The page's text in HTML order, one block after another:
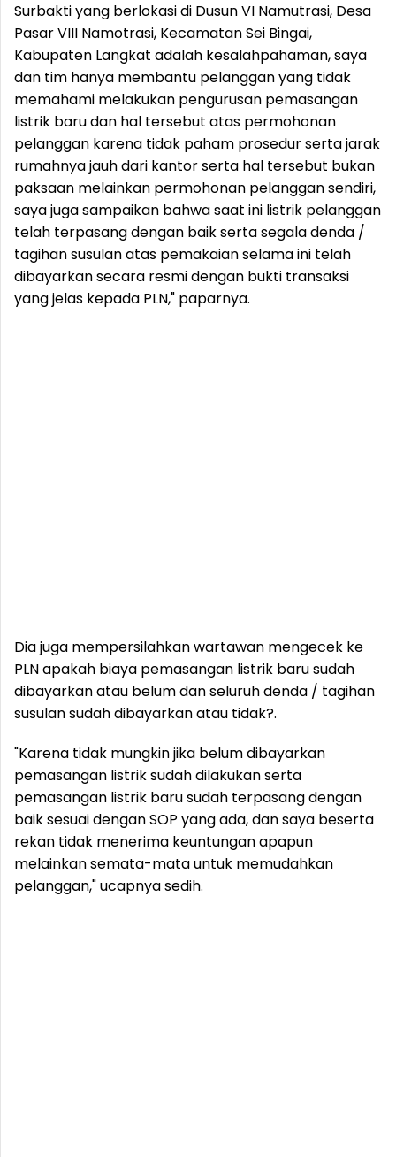
Surbakti yang berlokasi di Dusun VI Namutrasi, Desa
Pasar VIII Namotrasi, Kecamatan Sei Bingai,
Kabupaten Langkat adalah kesalahpahaman, saya
dan tim hanya membantu pelanggan yang tidak
memahami melakukan pengurusan pemasangan
listrik baru dan hal tersebut atas permohonan
pelanggan karena tidak paham prosedur serta jarak
rumahnya jauh dari kantor serta hal tersebut bukan
paksaan melainkan permohonan pelanggan sendiri,
saya juga sampaikan bahwa saat ini listrik pelanggan
telah terpasang dengan baik serta segala denda /
tagihan susulan atas pemakaian selama ini telah
dibayarkan secara resmi dengan bukti transaksi
yang jelas kepada PLN," paparnya.
Dia juga mempersilahkan wartawan mengecek ke
PLN apakah biaya pemasangan listrik baru sudah
dibayarkan atau belum dan seluruh denda / tagihan
susulan sudah dibayarkan atau tidak?.
"Karena tidak mungkin jika belum dibayarkan
pemasangan listrik sudah dilakukan serta
pemasangan listrik baru sudah terpasang dengan
baik sesuai dengan SOP yang ada, dan saya beserta
rekan tidak menerima keuntungan apapun
melainkan semata-mata untuk memudahkan
pelanggan," ucapnya sedih.